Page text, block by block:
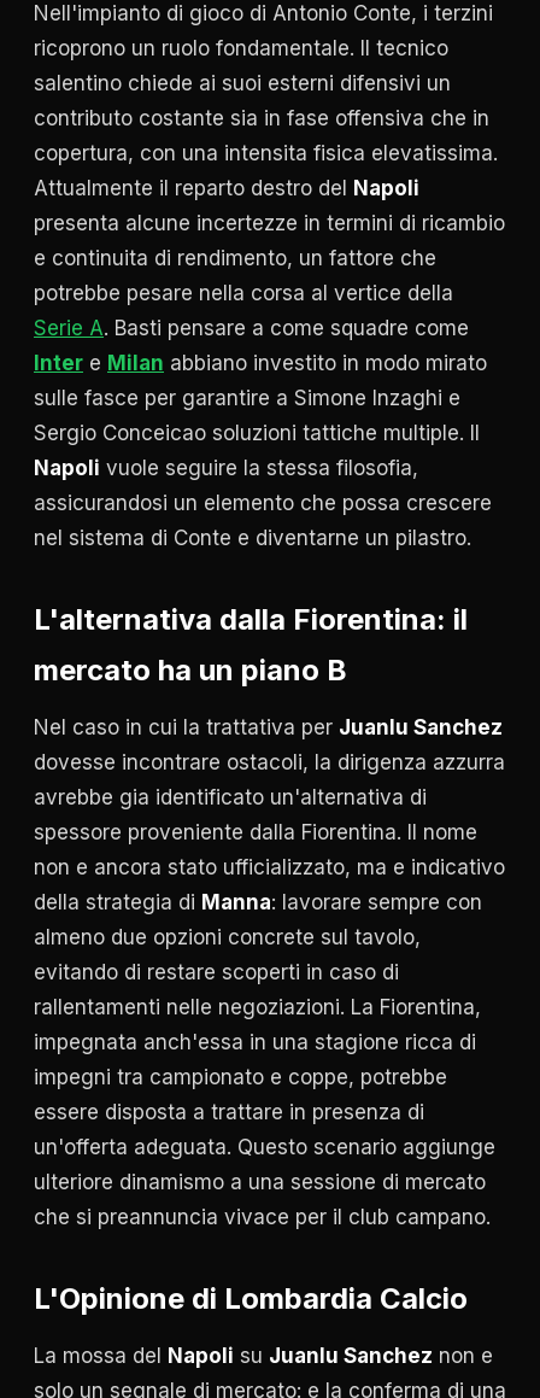
Nell'impianto di gioco di Antonio Conte, i terzini
ricoprono un ruolo fondamentale. Il tecnico
salentino chiede ai suoi esterni difensivi un
contributo costante sia in fase offensiva che in
copertura, con una intensita fisica elevatissima.
Attualmente il reparto destro del
Napoli
presenta alcune incertezze in termini di ricambio
e continuita di rendimento, un fattore che
potrebbe pesare nella corsa al vertice della
Serie A. Basti pensare a come squadre come
Inter e Milan abbiano investito in modo mirato
sulle fasce per garantire a Simone Inzaghi e
Sergio Conceicao soluzioni tattiche multiple. Il
Napoli vuole seguire la stessa filosofia,
assicurandosi un elemento che possa crescere
nel sistema di Conte e diventarne un pilastro.
L'alternativa dalla Fiorentina: il
mercato ha un piano B
Nel caso in cui la trattativa per Juanlu Sanchez
dovesse incontrare ostacoli, la dirigenza azzurra
avrebbe gia identificato un'alternativa di
spessore proveniente dalla Fiorentina. Il nome
non e ancora stato ufficializzato, ma e indicativo
della strategia di Manna: lavorare sempre con
almeno due opzioni concrete sul tavolo,
evitando di restare scoperti in caso di
rallentamenti nelle negoziazioni. La Fiorentina,
impegnata anch'essa in una stagione ricca di
impegni tra campionato e coppe, potrebbe
essere disposta a trattare in presenza di
un'offerta adeguata. Questo scenario aggiunge
ulteriore dinamismo a una sessione di mercato
che si preannuncia vivace per il club campano.
L'Opinione di Lombardia Calcio
La mossa del Napoli su Juanlu Sanchez non e
solo un segnale di mercato: e la conferma di una